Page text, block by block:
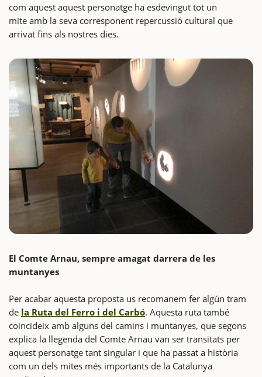
com aquest aquest personatge ha esdevingut tot un
mite amb la seva corresponent repercussió cultural que
arrivat fins als nostres dies.
El Comte Arnau, sempre amagat darrera de les
muntanyes
Per acabar aquesta proposta us recomanem fer algún tram
de la Ruta del Ferro i del Carbó. Aquesta ruta també
coincideix amb alguns del camins i muntanyes, que segons
explica la llegenda del Comte Arnau van ser transitats per
aquest personatge tant singular i que ha passat a història
com un dels mites més importants de la Catalunya